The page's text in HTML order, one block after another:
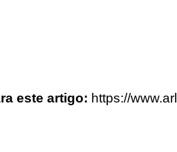
este artigo: https://